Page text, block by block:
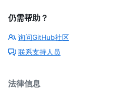
仍需帮助？
询问GitHub社区
联系支持人员
法律信息